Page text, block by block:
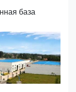
база